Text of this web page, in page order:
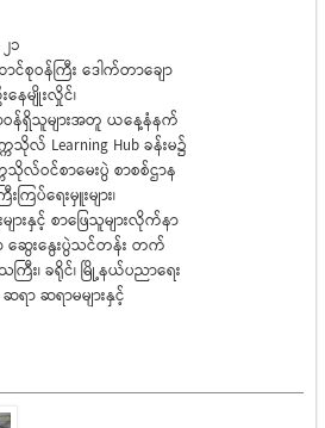
၁
င်စုဝန်ကြီး ဒေါက်တာ‌ချော
ေမျိုးလှိုင်၊
ာဝန်ရှိသူများအတူ ယနေ့နံနက်
လ် Learning Hub ခန်းမ၌
လ်ဝင်စာမေးပွဲ စာစစ်ဌာန
ကြပ်ရေးမှူးများ၊
းနှင့် စာဖြေသူများလိုက်နာ
ဆွေးနွေးပွဲသင်တန်း တက်
း၊ ခရိုင်၊ မြို့နယ်ပညာရေး
ဆရာ ဆရာမများနှင့်